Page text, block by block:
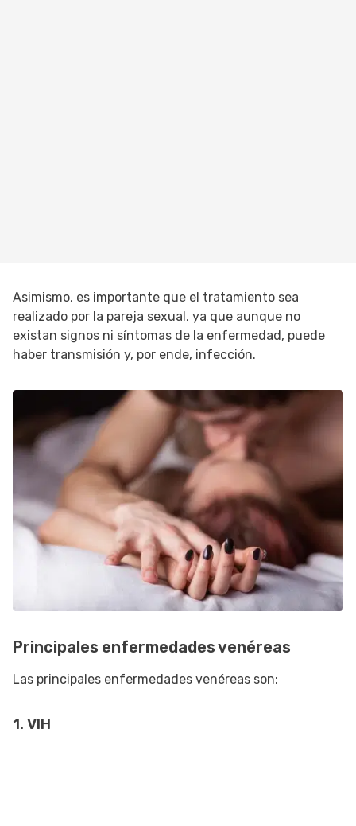
Asimismo, es importante que el tratamiento sea
realizado por la pareja sexual, ya que aunque no
existan signos ni síntomas de la enfermedad, puede
haber transmisión y, por ende, infección.
Principales enfermedades venéreas
Las principales enfermedades venéreas son:
1. VIH